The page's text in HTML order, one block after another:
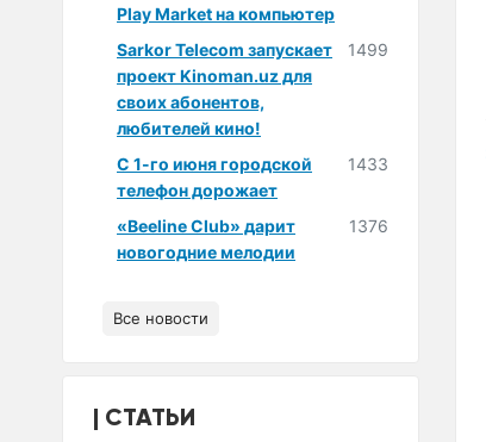
Play Market на компьютер
Sarkor Telecom запускает
проект Kinoman.uz для
своих абонентов,
любителей кино!
1499
С 1-го июня городской
телефон дорожает
1433
«Beeline Club» дарит
новогодние мелодии
1376
Все новости
СТАТЬИ